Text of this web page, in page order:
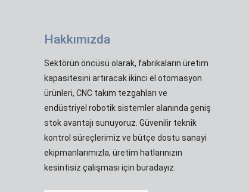
Hakkımızda
Sektörün öncüsü olarak, fabrikaların üretim
kapasitesini artıracak ikinci el otomasyon
ürünleri, CNC takım tezgahları ve
endüstriyel robotik sistemler alanında geniş
stok avantajı sunuyoruz. Güvenilir teknik
kontrol süreçlerimiz ve bütçe dostu sanayi
ekipmanlarımızla, üretim hatlarınızın
kesintisiz çalışması için buradayız.